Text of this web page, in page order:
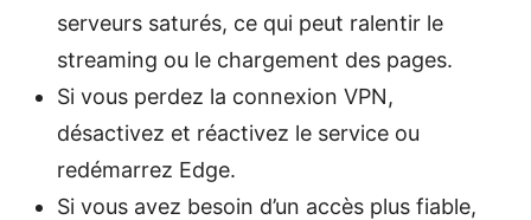
serveurs saturés, ce qui peut ralentir le
streaming ou le chargement des pages.
Si vous perdez la connexion VPN,
désactivez et réactivez le service ou
redémarrez Edge.
Si vous avez besoin d’un accès plus fiable,